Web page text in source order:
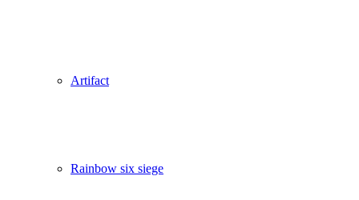
Artifact
Rainbow six siege